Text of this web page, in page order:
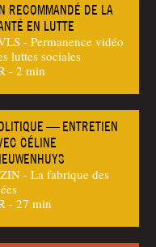
RECOMMANDÉ DE LA
EN LUTTE
- Permanence vidéo
luttes sociales
- 2 min
— ENTRETIEN
CÉLINE
- La fabrique des
- 27 min